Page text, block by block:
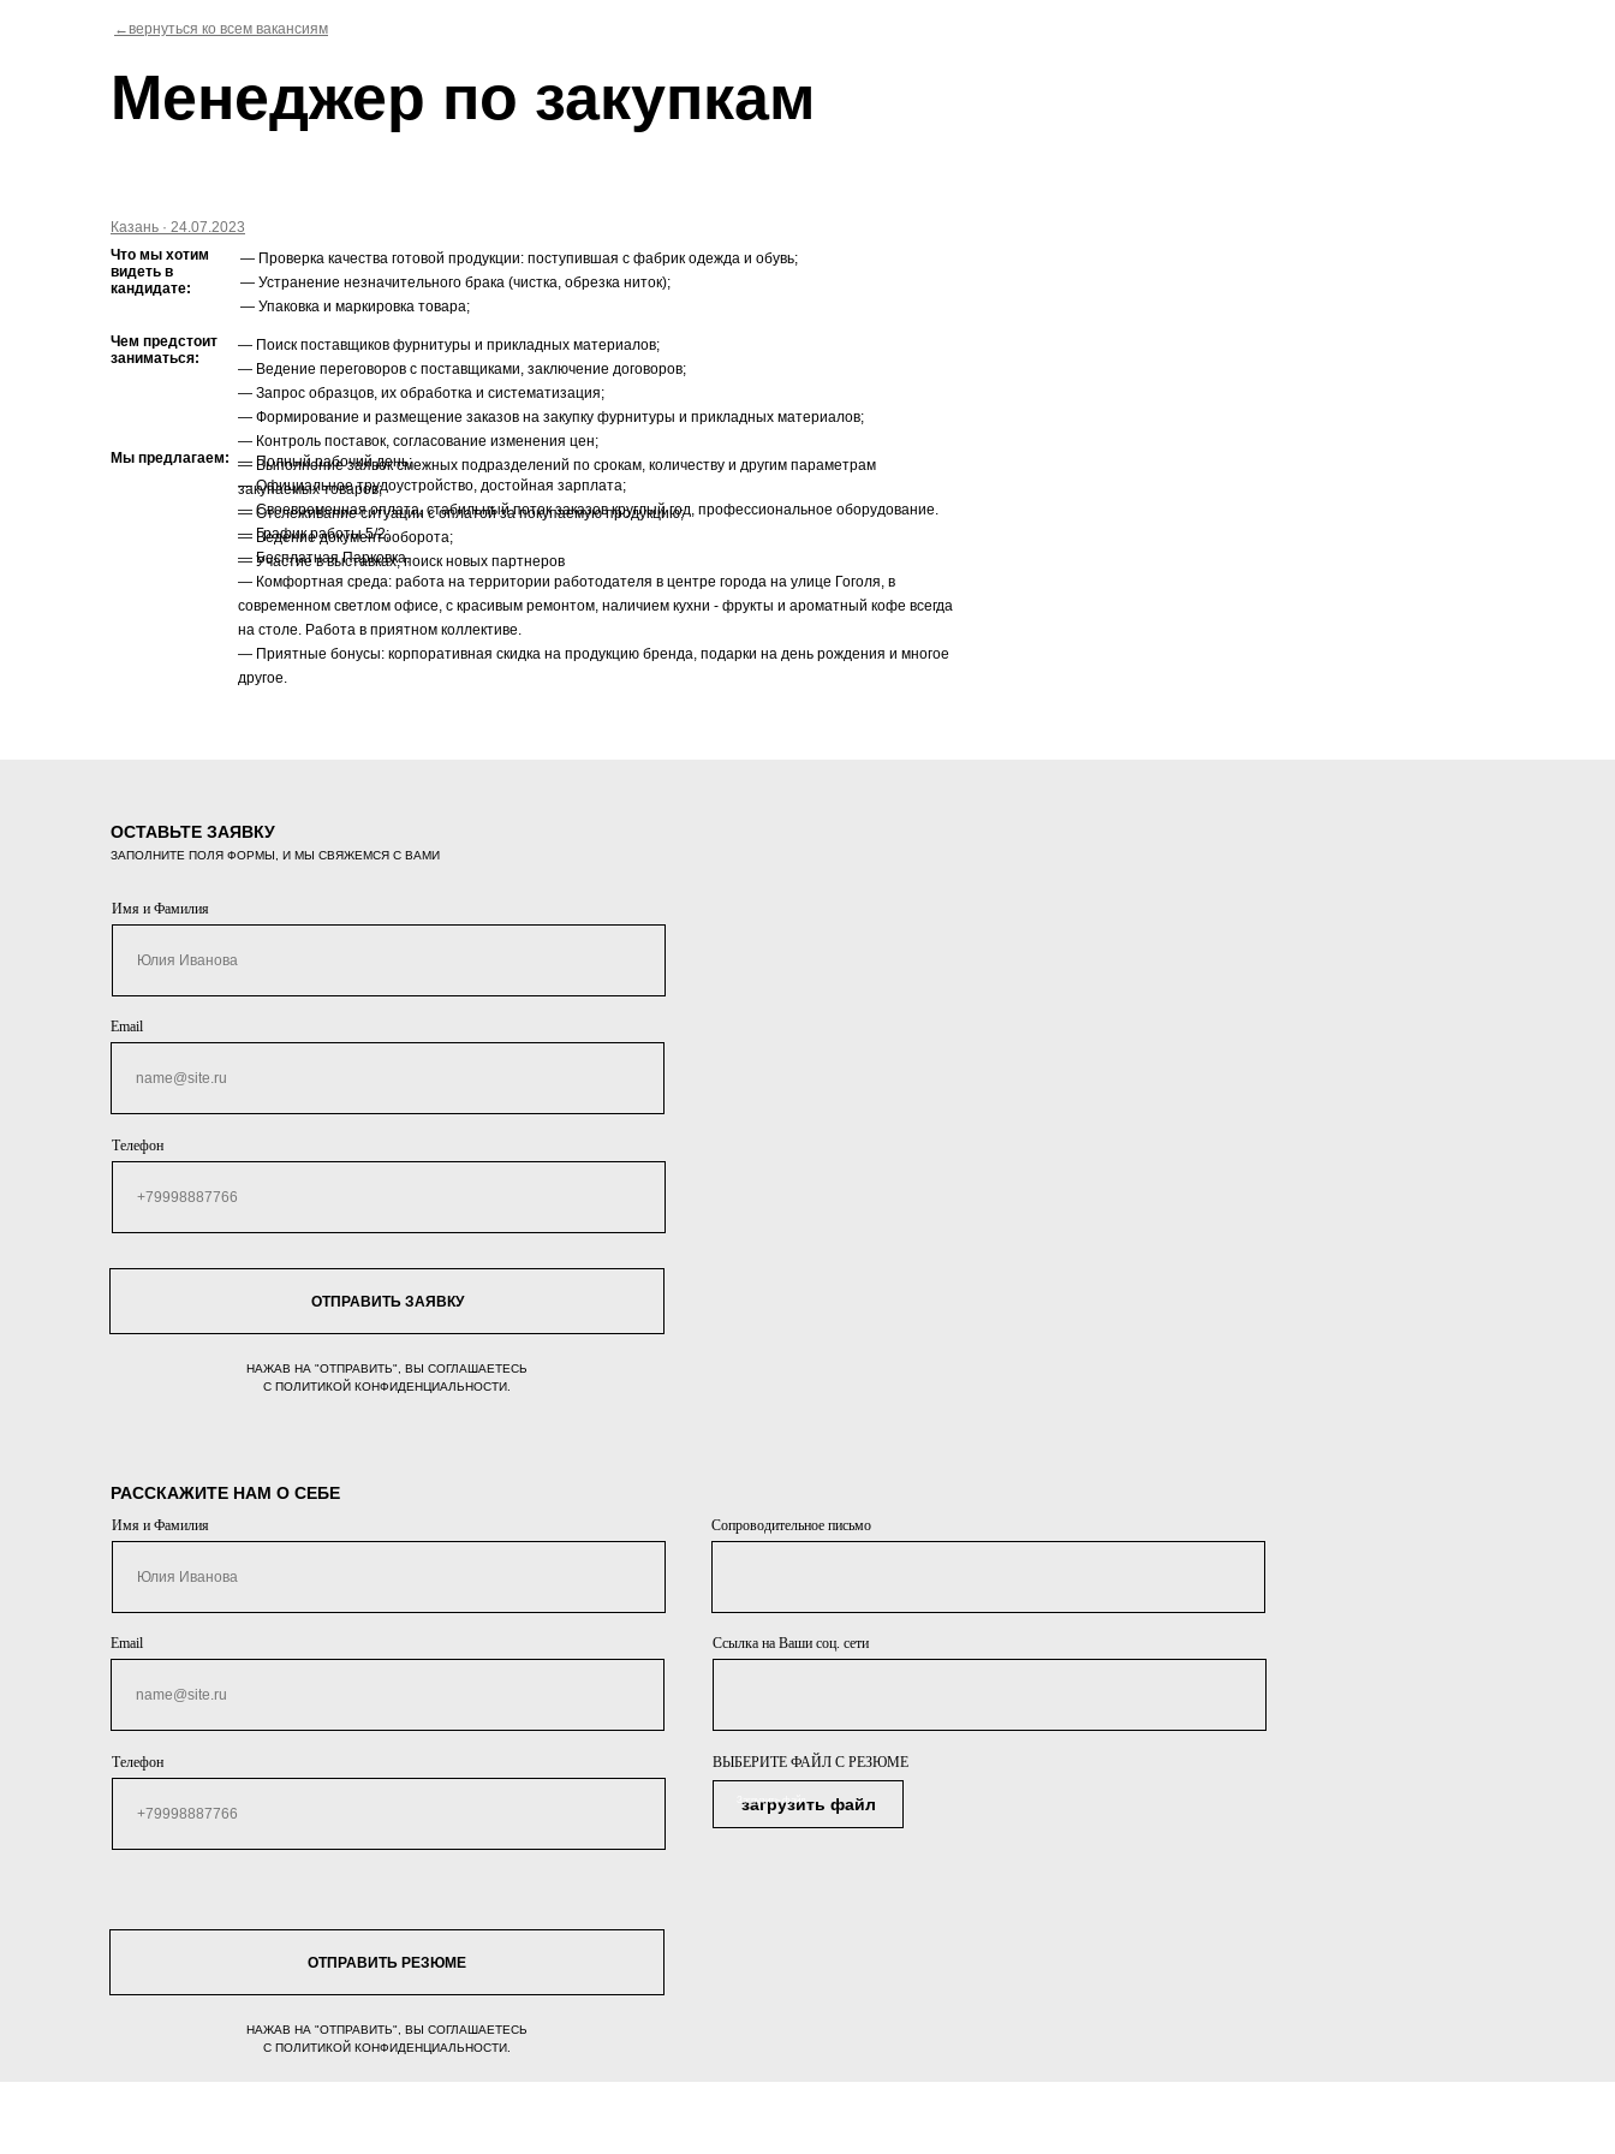
Менеджер по закупкам
— Проверка качества готовой продукции: поступившая с фабрик одежда и обувь;
— Устранение незначительного брака (чистка, обрезка ниток);
— Упаковка и маркировка товара;
Казань · 24.07.2023
— Поиск поставщиков фурнитуры и прикладных материалов;
— Ведение переговоров с поставщиками, заключение договоров;
— Запрос образцов, их обработка и систематизация;
— Формирование и размещение заказов на закупку фурнитуры и прикладных материалов;
— Контроль поставок, согласование изменения цен;
— Выполнение заявок смежных подразделений по срокам, количеству и другим параметрам
закупаемых товаров;
— Отслеживание ситуации с оплатой за покупаемую продукцию;
— Ведение документооборота;
— Участие в выставках, поиск новых партнеров
— Полный рабочий день;
— Официальное трудоустройство, достойная зарплата;
— Своевременная оплата, стабильный поток заказов круглый год, профессиональное оборудование.
— График работы 5/2;
— Бесплатная Парковка.
— Комфортная среда: работа на территории работодателя в центре города на улице Гоголя, в
современном светлом офисе, c красивым ремонтом, наличием кухни - фрукты и ароматный кофе всегда
на столе. Работа в приятном коллективе.
— Приятные бонусы: корпоративная скидка на продукцию бренда, подарки на день рождения и многое
другое.
←вернуться ко всем вакансиям
Что мы хотим
видеть в
кандидате:
Чем предстоит
заниматься:
Мы предлагаем:
Email
ОТПРАВИТЬ ЗАЯВКУ
ОСТАВЬТЕ ЗАЯВКУ
НАЖАВ НА "ОТПРАВИТЬ", ВЫ СОГЛАШАЕТЕСЬ
С ПОЛИТИКОЙ КОНФИДЕНЦИАЛЬНОСТИ.
Телефон
Имя и Фамилия
ЗАПОЛНИТЕ ПОЛЯ ФОРМЫ, И МЫ СВЯЖЕМСЯ С ВАМИ
загрузить файл
Ссылка на Ваши соц. сети
Email
ОТПРАВИТЬ РЕЗЮМЕ
РАССКАЖИТЕ НАМ О СЕБЕ
НАЖАВ НА "ОТПРАВИТЬ", ВЫ СОГЛАШАЕТЕСЬ
С ПОЛИТИКОЙ КОНФИДЕНЦИАЛЬНОСТИ.
Телефон
Имя и Фамилия Сопроводительное письмо
ВЫБЕРИТЕ ФАЙЛ С РЕЗЮМЕ
Загрузить файл